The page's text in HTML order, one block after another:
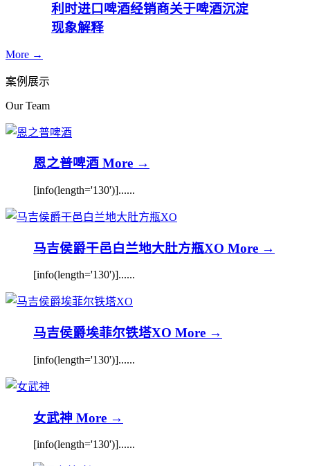
利时进口啤酒经销商关于啤酒沉淀
现象解释
More →
案例展示
Our Team
恩之普啤酒 More →
[info(length='130')]......
马吉侯爵干邑白兰地大肚方瓶XO More →
[info(length='130')]......
马吉侯爵埃菲尔铁塔XO More →
[info(length='130')]......
女武神 More →
[info(length='130')]......